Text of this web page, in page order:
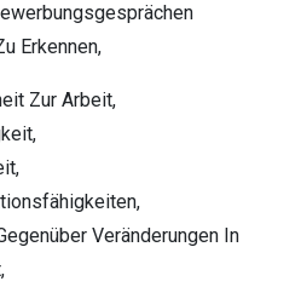
Erkennen,
Zur Arbeit,
Veränderungen In